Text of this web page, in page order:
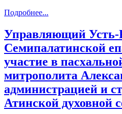
Подробнее...
Управляющий Усть-
Семипалатинской
участие в
митрополита
администрацией и
Атинской духовной